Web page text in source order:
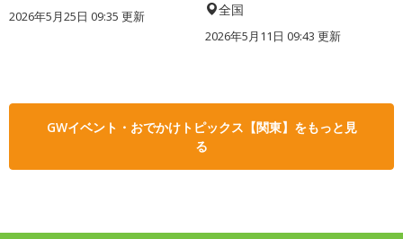
2026年5月25日 09:35 更新 全国
2026年5月11日 09:43 更新
GWイベント・おでかけトピックス【関東】をもっと見
る